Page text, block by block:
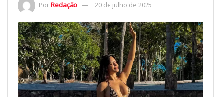
PorRedação 20 de julho de 2025